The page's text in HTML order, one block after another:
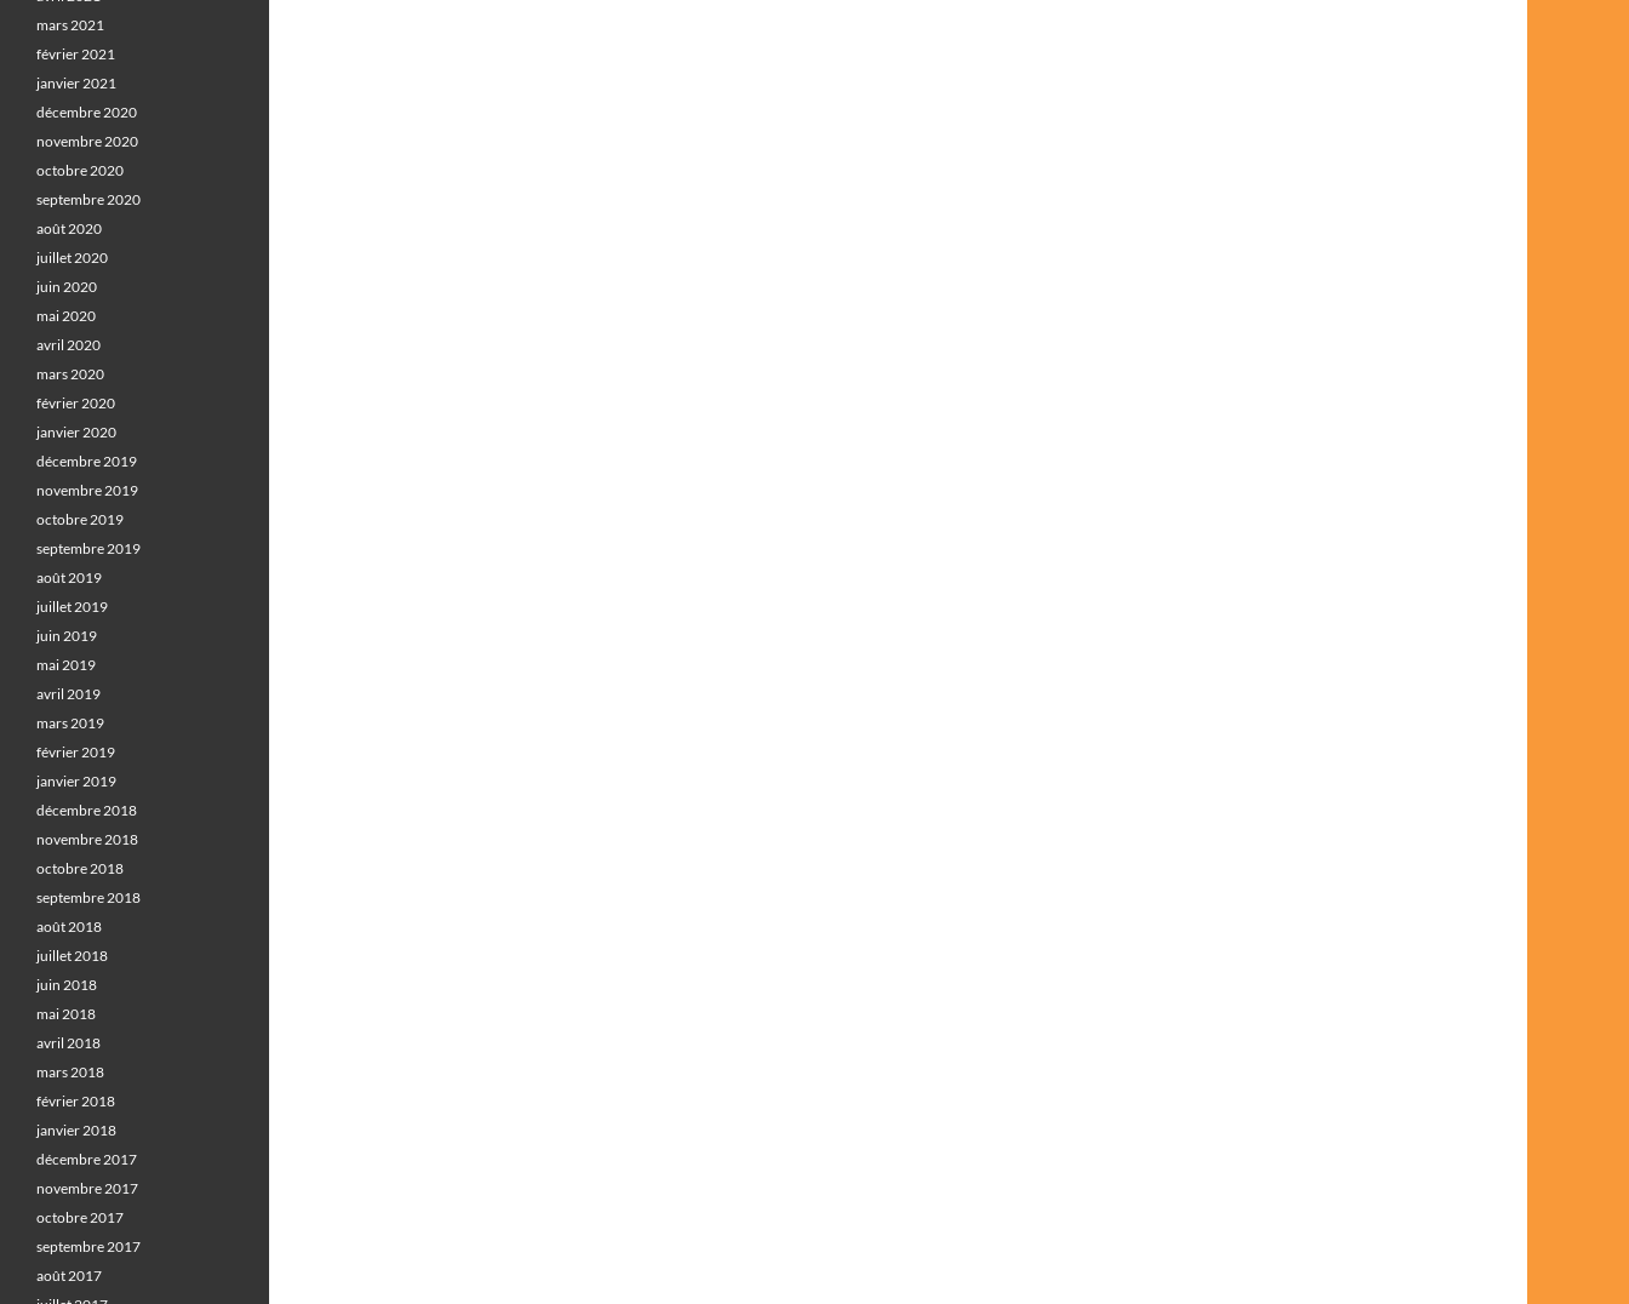
mars 2021
février 2021
janvier 2021
décembre 2020
novembre 2020
octobre 2020
septembre 2020
août 2020
juillet 2020
juin 2020
mai 2020
avril 2020
mars 2020
février 2020
janvier 2020
décembre 2019
novembre 2019
octobre 2019
septembre 2019
août 2019
juillet 2019
juin 2019
mai 2019
avril 2019
mars 2019
février 2019
janvier 2019
décembre 2018
novembre 2018
octobre 2018
septembre 2018
août 2018
juillet 2018
juin 2018
mai 2018
avril 2018
mars 2018
février 2018
janvier 2018
décembre 2017
novembre 2017
octobre 2017
septembre 2017
août 2017